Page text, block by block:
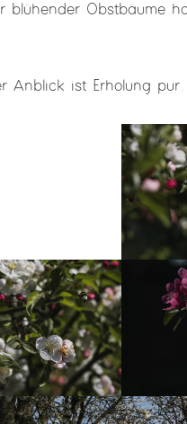
blühender Obstbäume
Anblick ist Erholung pur.